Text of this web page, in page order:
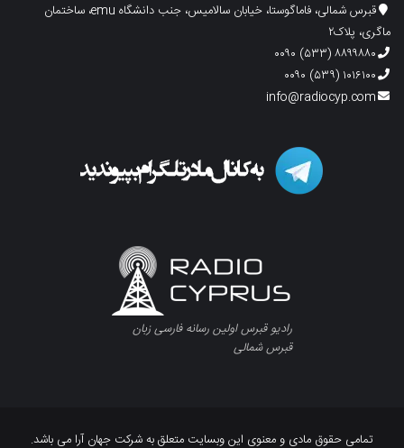
قبرس شمالی، فاماگوستا، خیابان سالامیس، جنب دانشگاه emu، ساختمان
ماگری، پلاک۲
۸۸۹۹۸۸۰ (۵۳۳) ۰۰۹۰
۱۰۱۶۱۰۰ (۵۳۹) ۰۰۹۰
info@radiocyp.com
رادیو قبرس اولین رسانه فارسی زبان
قبرس شمالی
تمامی حقوق مادی و معنوی این وبسایت متعلق به شرکت جهان آرا می باشد.